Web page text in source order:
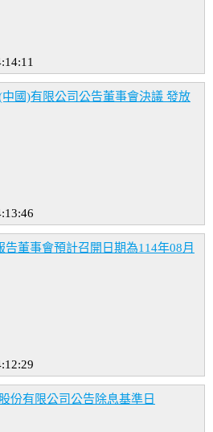
國)有限公司公告董事會決議 發放
董事會預計召開日期為114年08月
份有限公司公告除息基準日